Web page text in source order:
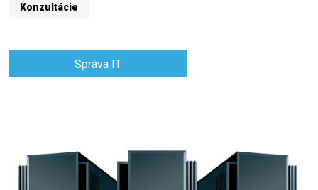
Konzultácie
Správa IT